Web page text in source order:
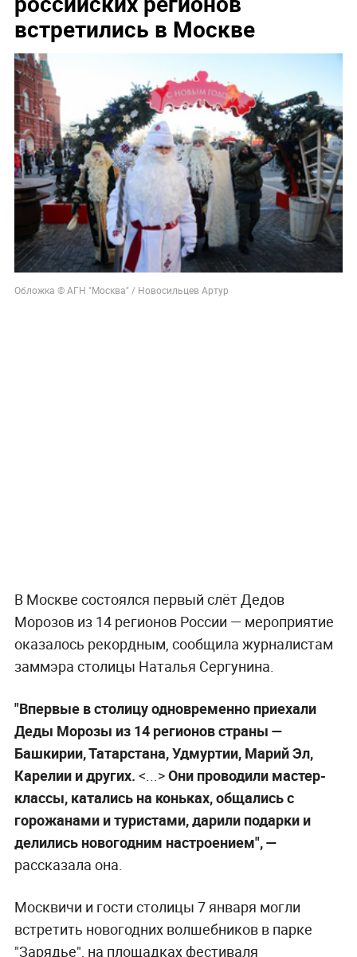
встретились в Москве
Обложка © АГН "Москва" / Новосильцев Артур
В Москве состоялся первый слёт Дедов
Морозов из 14 регионов России — мероприятие
оказалось рекордным, сообщила журналистам
заммэра столицы Наталья Сергунина.
"Впервые в столицу одновременно приехали
Деды Морозы из 14 регионов страны —
Башкирии, Татарстана, Удмуртии, Марий Эл,
Карелии и других. <...>Они проводили мастер-
классы, катались на коньках, общались с
горожанами и туристами, дарили подарки и
делились новогодним настроением", —
рассказала она.
Москвичи и гости столицы 7 января могли
встретить новогодних волшебников в парке
"Зарядье", на площадках фестиваля